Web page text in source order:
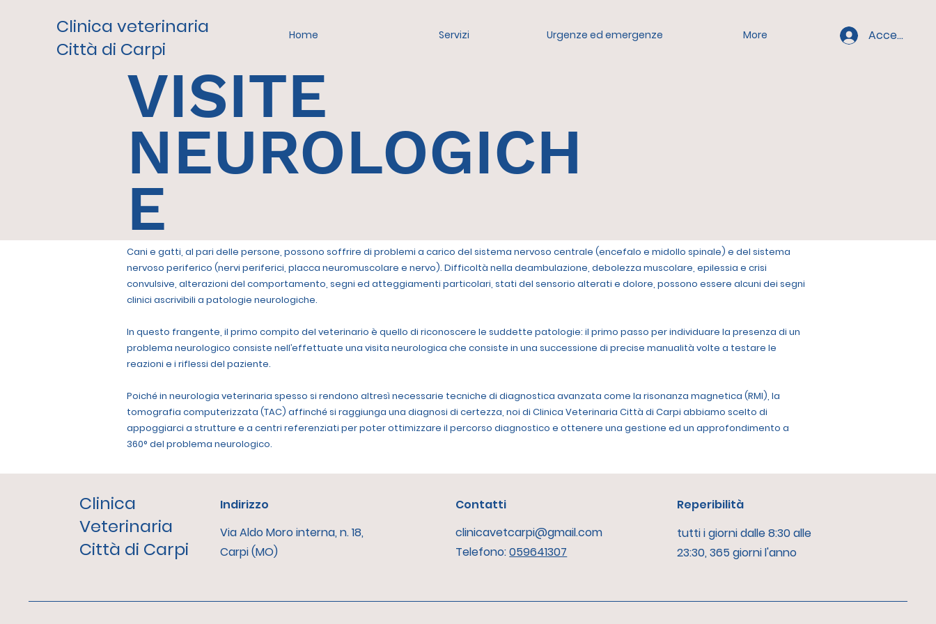
Clinica veterinaria
Città di Carpi
Home Servizi Urgenze ed emergenze More Accedi
VISITE
NEUROLOGICH
E
Cani e gatti, al pari delle persone, possono soffrire di problemi a carico del sistema nervoso centrale (encefalo e midollo spinale) e del sistema
nervoso periferico (nervi periferici, placca neuromuscolare e nervo). Difficoltà nella deambulazione, debolezza muscolare, epilessia e crisi
convulsive, alterazioni del comportamento, segni ed atteggiamenti particolari, stati del sensorio alterati e dolore, possono essere alcuni dei segni
clinici ascrivibili a patologie neurologiche.
In questo frangente, il primo compito del veterinario è quello di riconoscere le suddette patologie: il primo passo per individuare la presenza di un
problema neurologico consiste nell’effettuate una visita neurologica che consiste in una successione di precise manualità volte a testare le
reazioni e i riflessi del paziente.
Poiché in neurologia veterinaria spesso si rendono altresì necessarie tecniche di diagnostica avanzata come la risonanza magnetica (RMI), la
tomografia computerizzata (TAC) affinché si raggiunga una diagnosi di certezza, noi di Clinica Veterinaria Città di Carpi abbiamo scelto di
appoggiarci a strutture e a centri referenziati per poter ottimizzare il percorso diagnostico e ottenere una gestione ed un approfondimento a
360° del problema neurologico.
Clinica
Veterinaria
Città di Carpi
Indirizzo
Via Aldo Moro interna, n. 18,
Carpi (MO)
Contatti
clinicavetcarpi@gmail.com
Telefono:059641307
Reperibilità
tutti i giorni dalle 8:30 alle
23:30, 365 giorni l'anno